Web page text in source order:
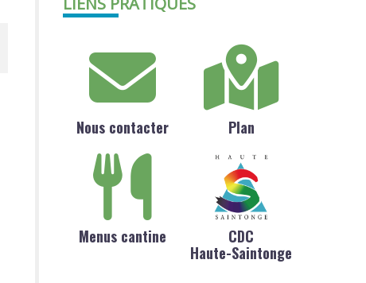
Nous contacter Plan
Menus cantine
CDC
Haute-Saintonge